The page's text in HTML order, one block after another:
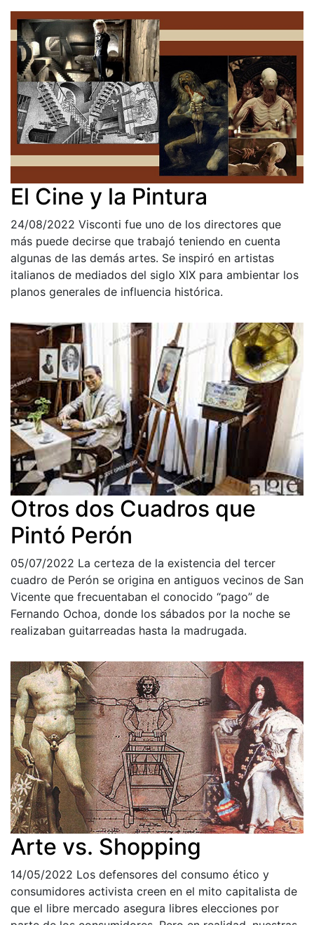
El Cine y la Pintura
24/08/2022 Visconti fue uno de los directores que
más puede decirse que trabajó teniendo en cuenta
algunas de las demás artes. Se inspiró en artistas
italianos de mediados del siglo XIX para ambientar los
planos generales de influencia histórica.
Otros dos Cuadros que
Pintó Perón
05/07/2022 La certeza de la existencia del tercer
cuadro de Perón se origina en antiguos vecinos de San
Vicente que frecuentaban el conocido “pago” de
Fernando Ochoa, donde los sábados por la noche se
realizaban guitarreadas hasta la madrugada.
Arte vs. Shopping
14/05/2022 Los defensores del consumo ético y
consumidores activista creen en el mito capitalista de
que el libre mercado asegura libres elecciones por